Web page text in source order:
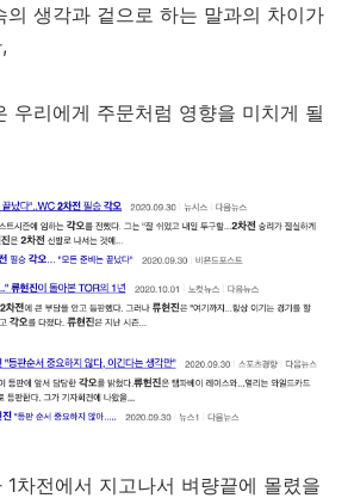
의 생각과 겉으로 하는 말과의 차이가
우리에게 주문처럼 영향을 미치게 될
1차전에서 지고나서 벼량끝에 몰렸을